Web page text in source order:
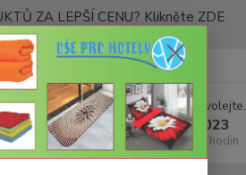
ZA LEPŠÍ CENU? Klikněte ZDE
Nevíte si rady? Zavolejte.
+420 773 794 023
Pondělí-pátek 9-16 hodin